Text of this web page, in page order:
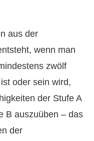
aus der
wenn man
zwölf
oder sein wird,
der Stufe A
B auszuüben – das
der